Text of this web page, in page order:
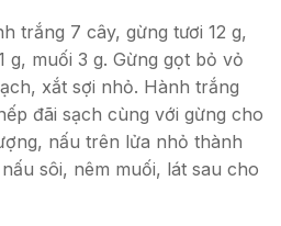
trắng 7 cây, gừng tươi 12 g,
g, muối 3 g. Gừng gọt bỏ vỏ
xắt sợi nhỏ. Hành trắng
đãi sạch cùng với gừng cho
nấu trên lửa nhỏ thành
sôi, nêm muối, lát sau cho